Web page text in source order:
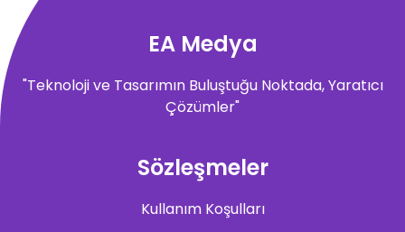
EA Medya
"Teknoloji ve Tasarımın Buluştuğu Noktada, Yaratıcı
Çözümler"
Sözleşmeler
Kullanım Koşulları